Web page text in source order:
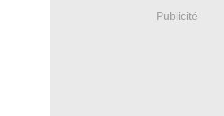
Publicité